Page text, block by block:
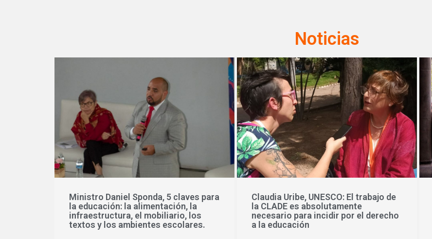
Noticias
Ministro Daniel Sponda, 5 claves para
la educación: la alimentación, la
infraestructura, el mobiliario, los
textos y los ambientes escolares.
Claudia Uribe, UNESCO: El trabajo de
la CLADE es absolutamente
necesario para incidir por el derecho
a la educación